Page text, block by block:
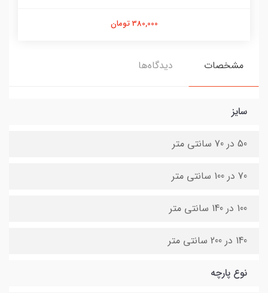
380,000 تومان
مشخصات دیدگاه‌ها
سایز
50 در 70 سانتی متر
70 در 100 سانتی متر
100 در 140 سانتی متر
140 در 200 سانتی متر
نوع پارچه